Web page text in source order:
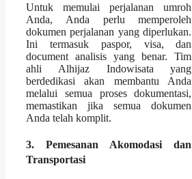
Untuk memulai perjalanan umroh
Anda, Anda perlu memperoleh
dokumen perjalanan yang diperlukan.
Ini termasuk paspor, visa, dan
document analisis yang benar. Tim
ahli Alhijaz Indowisata yang
berdedikasi akan membantu Anda
melalui semua proses dokumentasi,
memastikan jika semua dokumen
Anda telah komplit.
3. Pemesanan Akomodasi dan
Transportasi